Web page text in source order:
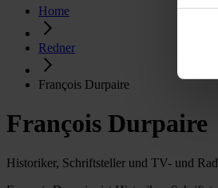
Home
Redner
François Durpaire
François Durpaire
Historiker, Schriftsteller und TV- und